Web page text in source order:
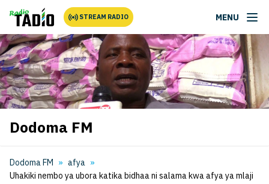
STREAM RADIO MENU
Dodoma FM
Dodoma FM
afya
Uhakiki nembo ya ubora katika bidhaa ni salama kwa afya ya mlaji